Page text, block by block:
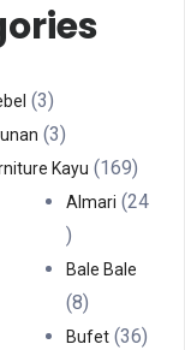
33
Produk
33
Produk
Kayu 169169
Almari
24
24
Produk
Bale Bale
88
Produk
Bufet 3636